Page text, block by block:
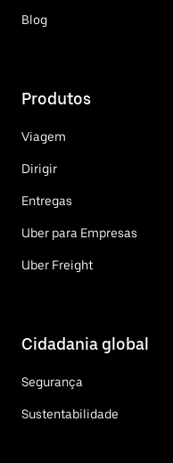
Blog
Produtos
Viagem
Dirigir
Entregas
Uber para Empresas
Uber Freight
Cidadania global
Segurança
Sustentabilidade